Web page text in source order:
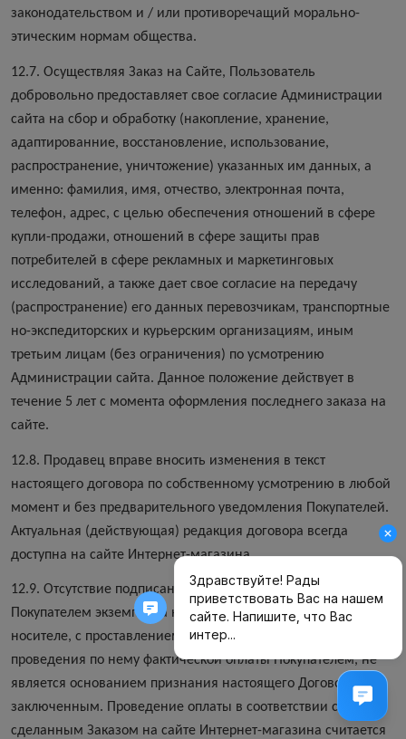
законодательством и / или противоречащий морально-
этическим нормам общества.
12.7. Осуществляя Заказ на Сайте, Пользователь
добровольно предоставляет свое согласие Администрации
сайта на сбор и обработку (накопление, хранение,
адаптированние, восстановление, использование,
распространение, уничтожение) указанных им данных, а
именно: фамилия, имя, отчество, электронная почта,
телефон, адрес, с целью обеспечения отношений в сфере
купли-продажи, отношений в сфере защиты прав
потребителей в сфере рекламных и маркетинговых
исследований, а также дает свое согласие на передачу
(распространение) его данных перевозчикам, транспортные
но-экспедиторских и курьерским организациям, иным
третьим лицам (без ограничения) по усмотрению
Администрации сайта. Данное положение действует в
течение 5 лет с момента оформления последнего заказа на
сайте.
12.8. Продавец вправе вносить изменения в текст
настоящего договора по собственному усмотрению в любой
момент и без предварительного уведомления Покупателей.
Актуальная (действующая) редакция договора всегда
доступна на сайте Интернет-магазина.
12.9. Отсутствие подписанного между Продавцом и
Покупателем экземпляра настоящего договора на бумажном
носителе, с проставлением подписей сторон, в случае
проведения по нему фактической оплаты Покупателем, не
является основанием признания настоящего Договора не
заключенным. Проведение оплаты в соответствии со
сделанным Заказом на сайте Интернет-магазина считается